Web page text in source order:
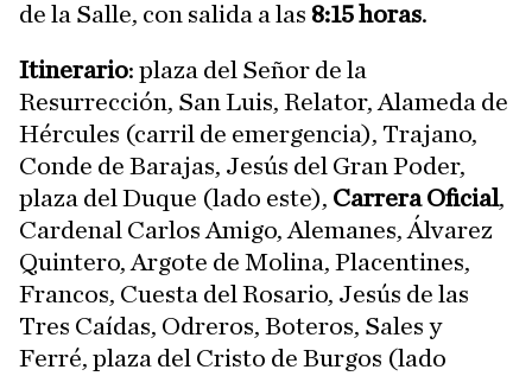
de la Salle, con salida a las 8:15 horas.
Itinerario: plaza del Señor de la
Resurrección, San Luis, Relator, Alameda de
Hércules (carril de emergencia), Trajano,
Conde de Barajas, Jesús del Gran Poder,
plaza del Duque (lado este), Carrera Oficial,
Cardenal Carlos Amigo, Alemanes, Álvarez
Quintero, Argote de Molina, Placentines,
Francos, Cuesta del Rosario, Jesús de las
Tres Caídas, Odreros, Boteros, Sales y
Ferré, plaza del Cristo de Burgos (lado